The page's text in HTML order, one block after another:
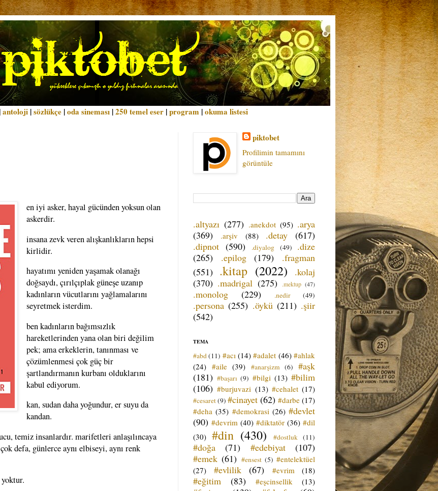
|antoloji |sözlükçe |oda sineması |250 temel eser |program |okuma listesi
en iyi asker, hayal gücünden yoksun olan
askerdir.
insana zevk veren alışkanlıkların hepsi
kirlidir.
hayatımı yeniden yaşamak olanağı
doğsaydı, çırılçıplak güneşe uzanıp
kadınların vücutlarını yağlamalarını
seyretmek isterdim.
ben kadınların bağımsızlık
hareketlerinden yana olan biri değilim
pek; ama erkeklerin, tanınması ve
çözümlenmesi çok güç bir
şartlandırmanın kurbanı olduklarını
kabul ediyorum.
kan, sudan daha yoğundur, er suyu da
kandan.
temiz insanlardır. marifetleri anlaşılıncaya
defa, günlerce aynı elbiseyi, aynı renk
piktobet
Profilimin tamamını
görüntüle
.altyazı (277) .anekdot (95) .arya
(369)
.arşiv (88) .detay
(617)
.dipnot (590) .diyalog (49)
.dize
(265)
.epilog (179)
.fragman
(551) .kitap (2022)
.kolaj
(370) .madrigal (275) .mektup (47)
.monolog (229) .nedir (49)
.persona (255) .öykü (211) .şiir
(542)
TEMA
#abd (11) #acı (14) #adalet (46) #ahlak
(24) #aile (39) #anarşizm (6)
#aşk
(181) #başarı (9) #bilgi (13) #bilim
(106) #burjuvazi (13) #cehalet (17)
#cesaret(9) #cinayet (62) #darbe (17)
#deha (35) #demokrasi (26) #devlet
(90) #devrim (40) #diktatör (36) #dil
(30) #din (430) #dostluk (11)
#doğa (71) #edebiyat
(107)
#emek (61) #ensest (5) #entelektüel
(27)
#evlilik (67) #evrim (18)
#eğitim (83) #eşcinsellik (13)